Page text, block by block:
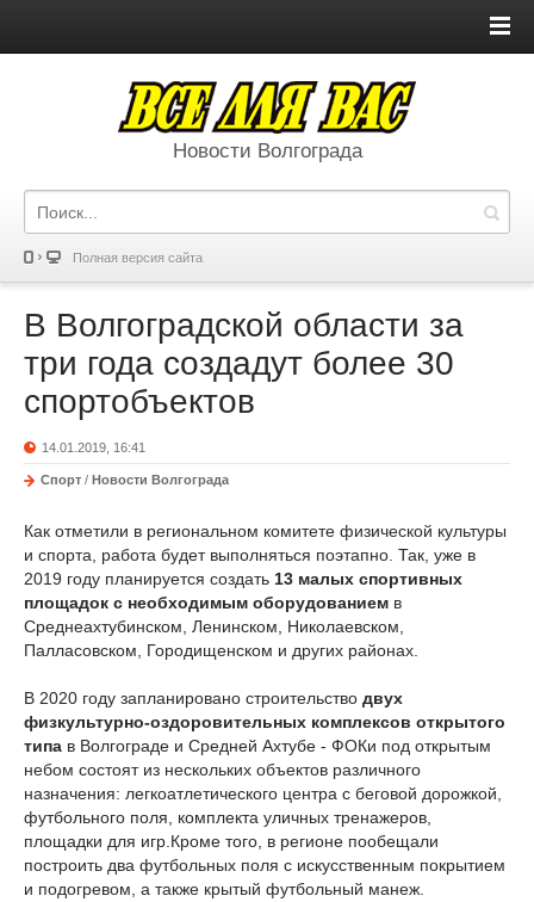
Новости Волгограда
Полная версия сайта
В Волгоградской области за
три года создадут более 30
спортобъектов
14.01.2019, 16:41
Спорт / Новости Волгограда
Как отметили в региональном комитете физической культуры
и спорта, работа будет выполняться поэтапно. Так, уже в
2019 году планируется создать 13 малых спортивных
площадок с необходимым оборудованием в
Среднеахтубинском, Ленинском, Николаевском,
Палласовском, Городищенском и других районах.
В 2020 году запланировано строительство двух
физкультурно-оздоровительных комплексов открытого
типа в Волгограде и Средней Ахтубе - ФОКи под открытым
небом состоят из нескольких объектов различного
назначения: легкоатлетического центра с беговой дорожкой,
футбольного поля, комплекта уличных тренажеров,
площадки для игр.Кроме того, в регионе пообещали
построить два футбольных поля с искусственным покрытием
и подогревом, а также крытый футбольный манеж.